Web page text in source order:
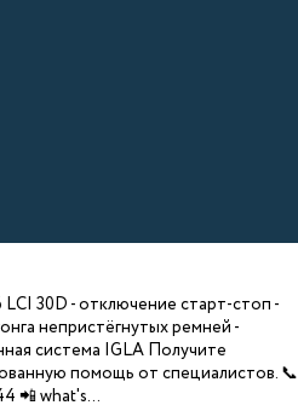
LCI 30D - отключение старт-стоп -
непристёгнутых ремней -
система IGLA Получите
помощь от специалистов. 📞
📲 what's...